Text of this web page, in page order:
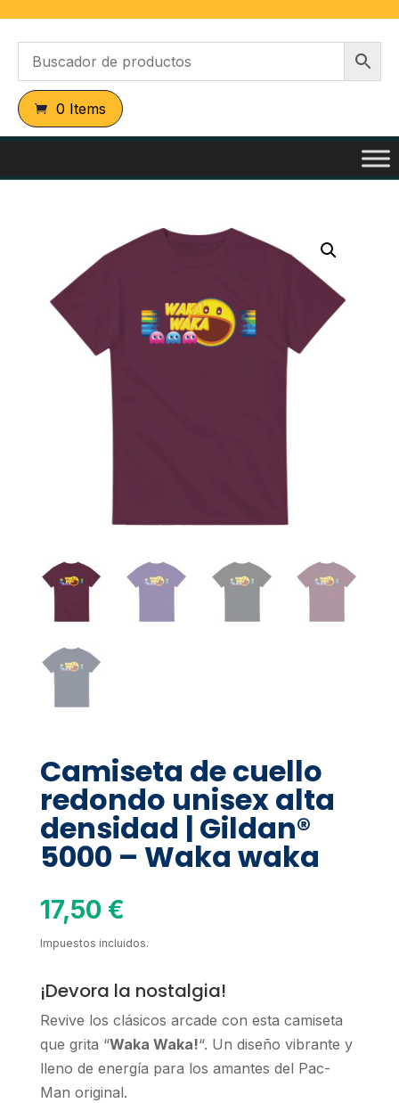
0 Items
Camiseta de cuello
redondo unisex alta
densidad | Gildan®
5000 – Waka waka
17,50 €
Impuestos incluidos.
¡Devora la nostalgia!
Revive los clásicos arcade con esta camiseta
que grita “Waka Waka!“. Un diseño vibrante y
lleno de energía para los amantes del Pac-
Man original.